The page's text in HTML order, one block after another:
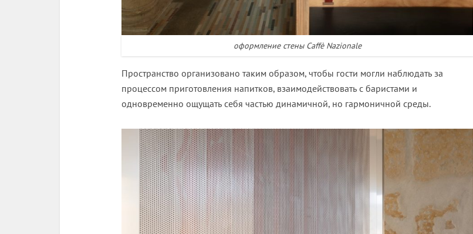
оформление стены Caffè Nazionale
Пространство организовано таким образом, чтобы гости могли наблюдать за
процессом приготовления напитков, взаимодействовать с баристами и
одновременно ощущать себя частью динамичной, но гармоничной среды.